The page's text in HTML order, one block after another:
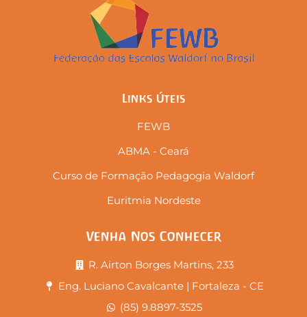
Links Úteis
FEWB
ABMA - Ceará
Curso de Formação Pedagogia Waldorf
Euritmia Nordeste
Venha Nos Conhecer
R. Airton Borges Martins, 233
Eng. Luciano Cavalcante | Fortaleza - CE
(85) 9.8897-3525